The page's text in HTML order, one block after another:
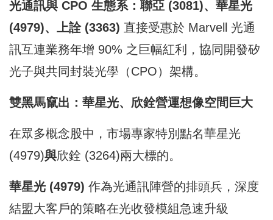
光通訊與 CPO 生態系：聯亞 (3081)、華星光
(4979)、上詮 (3363) 直接受惠於 Marvell 光通
訊互連業務年增 90% 之巨幅紅利，協同開發矽
光子與共同封裝光學（CPO）架構。
雙黑馬竄出：華星光、欣銓營運想像空間巨大
在眾多概念股中，市場專家特別點名華星光
(4979)與欣銓 (3264)兩大標的。
華星光 (4979) 作為光通訊陣營的排頭兵，深度
結盟大客戶的策略在光收發模組急速升級